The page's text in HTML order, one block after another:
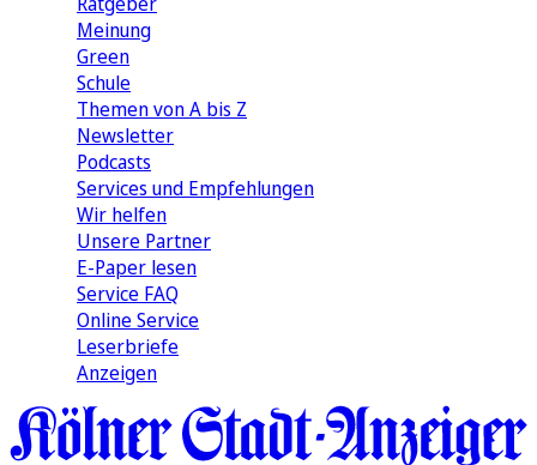
Meinung
Green
Schule
Themen von A bis Z
Newsletter
Podcasts
Services und Empfehlungen
Wir helfen
Unsere Partner
E-Paper lesen
Service FAQ
Online Service
Leserbriefe
Anzeigen